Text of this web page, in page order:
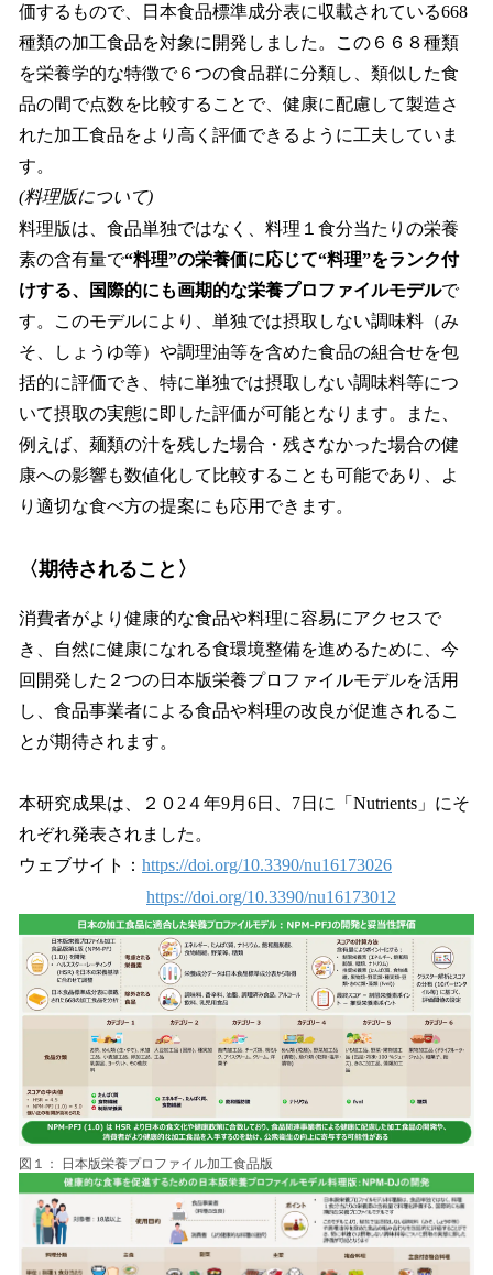
価するもので、日本食品標準成分表に収載されている668
種類の加工食品を対象に開発しました。この６６８種類
を栄養学的な特徴で６つの食品群に分類し、類似した食
品の間で点数を比較することで、健康に配慮して製造さ
れた加工食品をより高く評価できるように工夫していま
す。
(料理版について)
料理版は、食品単独ではなく、料理１食分当たりの栄養
素の含有量で“料理”の栄養価に応じて“料理”をランク付
けする、国際的にも画期的な栄養プロファイルモデルで
す。このモデルにより、単独では摂取しない調味料（み
そ、しょうゆ等）や調理油等を含めた食品の組合せを包
括的に評価でき、特に単独では摂取しない調味料等につ
いて摂取の実態に即した評価が可能となります。また、
例えば、麺類の汁を残した場合・残さなかった場合の健
康への影響も数値化して比較することも可能であり、よ
り適切な食べ方の提案にも応用できます。
〈期待されること〉
消費者がより健康的な食品や料理に容易にアクセスで
き、自然に健康になれる食環境整備を進めるために、今
回開発した２つの日本版栄養プロファイルモデルを活用
し、食品事業者による食品や料理の改良が促進されるこ
とが期待されます。
本研究成果は、２０2４年9月6日、7日に「Nutrients」にそ
れぞれ発表されました。
ウェブサイト： https://doi.org/10.3390/nu16173026
https://doi.org/10.3390/nu16173012
図１： 日本版栄養プロファイル加工食品版